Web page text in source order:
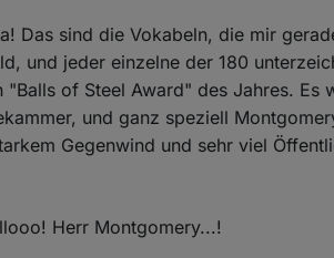
Das sind die Vokabeln, die mir
und jeder einzelne der 180
"Balls of Steel Award" des Jahres. Es
und ganz speziell
Gegenwind und sehr viel
Herr Montgomery...!